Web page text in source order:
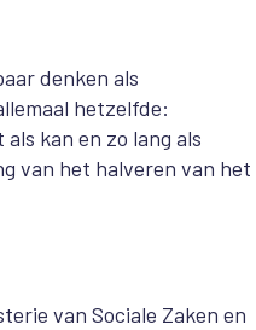
denken als
hetzelfde:
kan en zo lang als
van het halveren van het
van Sociale Zaken en